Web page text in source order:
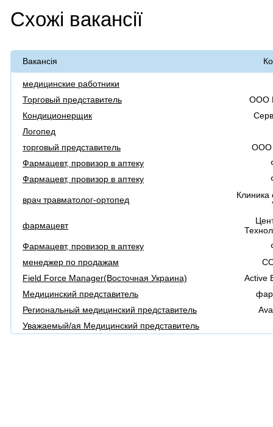
Схожі вакансії
Вакансія
медицинские работники
Торговый представитель
ООО
Кондиционерщик
Логопед
торговый представитель
ООО
Фармацевт, провизор в аптеку
Фармацевт, провизор в аптеку
врач травматолог-ортопед
Клиника
фармацевт
Фармацевт, провизор в аптеку
менеджер по продажам
Field Force Manager(Восточная Украина)
Active
Медицинский представитель
Региональный медицинский представитель
Уважаемый/ая Медицинский представитель